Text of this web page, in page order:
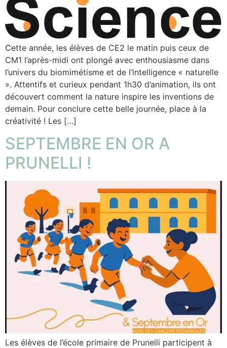
Cette année, les élèves de CE2 le matin puis ceux de
CM1 l’après-midi ont plongé avec enthousiasme dans
l’univers du biomimétisme et de l’intelligence « naturelle
». Attentifs et curieux pendant 1h30 d’animation, ils ont
découvert comment la nature inspire les inventions de
demain. Pour conclure cette belle journée, place à la
créativité ! Les […]
SEPTEMBRE EN OR A
PRUNELLI !
Les élèves de l’école primaire de Prunelli participent à